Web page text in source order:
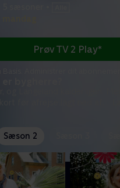
er bygherre?
og Langeland kalder igen.
før afrejse lagt ned af
Prøv TV 2 Play*
Administrer dit
Sæson 2